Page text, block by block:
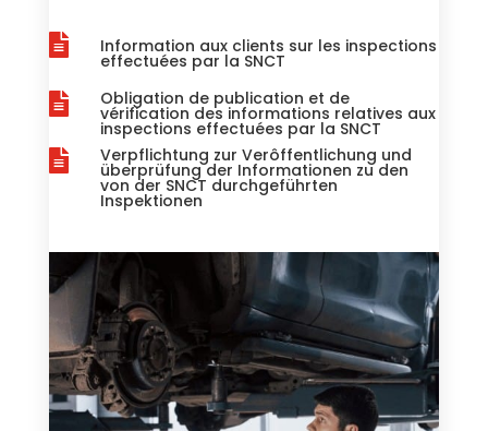
 Information aux clients sur les inspections
effectuées par la SNCT
 Obligation de publication et de
vérification des informations relatives aux
inspections effectuées par la SNCT
 Verpflichtung zur Verôffentlichung und
überprüfung der Informationen zu den
von der SNCT durchgeführten
Inspektionen